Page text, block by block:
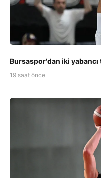
Bursaspor'dan iki yabancı
19 saat önce